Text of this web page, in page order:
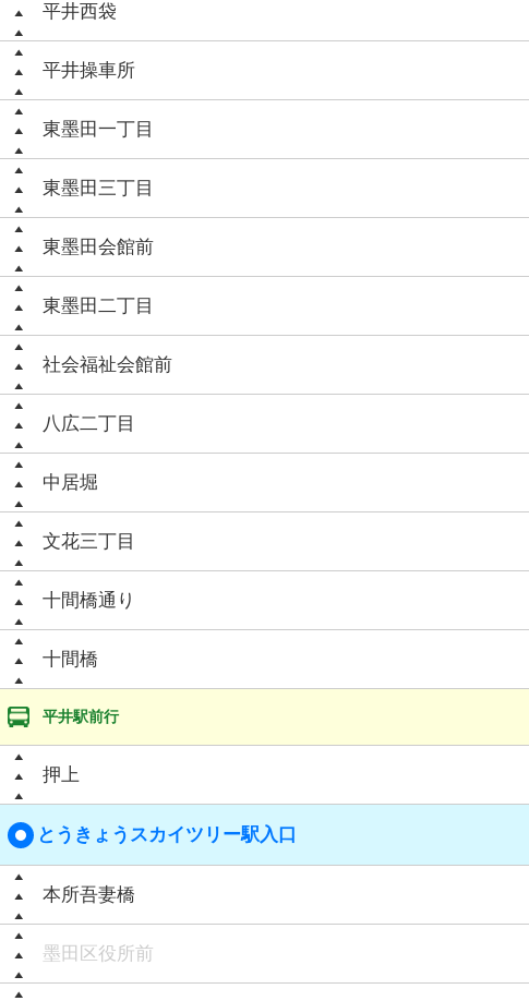
平井西袋
平井操車所
東墨田一丁目
東墨田三丁目
東墨田会館前
東墨田二丁目
社会福祉会館前
八広二丁目
中居堀
文花三丁目
十間橋通り
十間橋
平井駅前行
押上
とうきょうスカイツリー駅入口
本所吾妻橋
墨田区役所前